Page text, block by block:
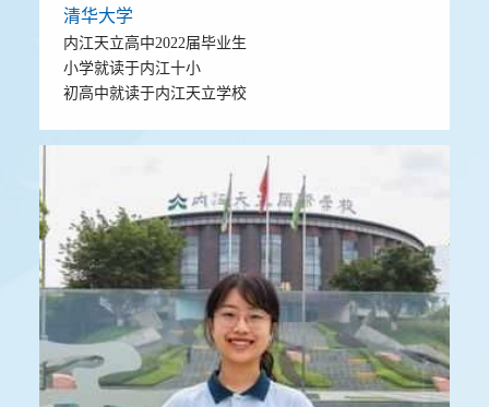
清华大学
内江天立高中2022届毕业生
小学就读于内江十小
初高中就读于内江天立学校